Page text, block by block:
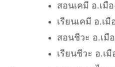
สอนเคมี อ.เมื
เรียนเคมี อ.เ
สอนชีวะ อ.เมื
เรียนชีวะ อ.เ